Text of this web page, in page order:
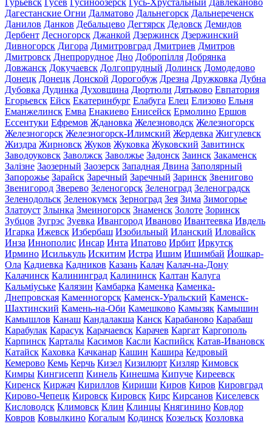
Гурьевск Гусев Гусиноозерск Гусь-Хрустальный Давлеканово
Дагестанские Огни Далматово Дальнегорск Дальнереченск
Данилов Данков Дебальцево Дегтярск Дедовск Демидов
Дербент Десногорск Джанкой Дзержинск Дзержинский
Дивногорск Дигора Димитровград Дмитриев Дмитров
Дмитровск Днепрорудное Дно Добропілля Добрянка
Довжанск Докучаевск Долгопрудный Долинск Домодедово
Донецк Донецк Донской Дорогобуж Дрезна Дружковка Дубна
Дубовка Дудинка Духовщина Дюртюли Дятьково Евпатория
Егорьевск Ейск Екатеринбург Елабуга Елец Елизово Ельня
Еманжелинск Емва Енакиево Енисейск Ермолино Ершов
Ессентуки Ефремов Ждановка Железноводск Железногорск
Железногорск Железногорск-Илимский Жердевка Жигулевск
Жиздра Жирновск Жуков Жуковка Жуковский Завитинск
Заводоуковск Заволжск Заволжье Задонск Заинск Закаменск
Залізне Заозерный Заозерск Западная Двина Заполярный
Запорожье Зарайск Заречный Заречный Заринск Звенигово
Звенигород Зверево Зеленогорск Зеленоград Зеленоградск
Зеленодольск Зеленокумск Зерноград Зея Зима Зимогорье
Златоуст Злынка Змеиногорск Знаменск Золоте Зоринск
Зубцов Зугрэс Зуевка Ивангород Иваново Ивантеевка Ивдель
Игарка Ижевск Избербаш Изобильный Иланский Иловайск
Инза Иннополис Инсар Инта Ипатово Ирбит Иркутск
Ирмино Исилькуль Искитим Истра Ишим Ишимбай Йошкар-
Ола Кадиевка Кадников Казань Калач Калач-на-Дону
Калачинск Калининград Калининск Калтан Калуга
Кальміуське Калязин Камбарка Каменка Каменка-
Днепровская Каменногорск Каменск-Уральский Каменск-
Шахтинский Камень-на-Оби Камешково Камызяк Камышин
Камышлов Канаш Кандалакша Канск Карабаново Карабаш
Карабулак Карасук Карачаевск Карачев Каргат Каргополь
Карпинск Карталы Касимов Касли Каспийск Катав-Ивановск
Катайск Каховка Качканар Кашин Кашира Кедровый
Кемерово Кемь Керчь Кизел Кизилюрт Кизляр Кимовск
Кимры Кингисепп Кинель Кинешма Кипуче Киреевск
Киренск Киржач Кириллов Кириши Киров Киров Кировград
Кирово-Чепецк Кировск Кировск Кирс Кирсанов Киселевск
Кисловодск Климовск Клин Клинцы Княгинино Ковдор
Ковров Ковылкино Когалым Кодинск Козельск Козловка